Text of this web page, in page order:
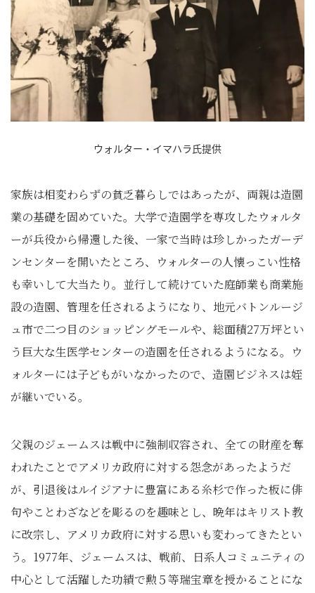
ウォルター・イマハラ氏提供
家族は相変わらずの貧乏暮らしではあったが、両親は造園
業の基礎を固めていた。大学で造園学を専攻したウォルタ
ーが兵役から帰還した後、一家で当時は珍しかったガーデ
ンセンターを開いたところ、ウォルターの人懐っこい性格
も幸いして大当たり。並行して続けていた庭師業も商業施
設の造園、管理を任されるようになり、地元バトンルージ
ュ市で二つ目のショッピングモールや、総面積27万坪とい
う巨大な生医学センターの造園を任されるようになる。ウ
ォルターには子どもがいなかったので、造園ビジネスは姪
が継いでいる。
父親のジェームスは戦中に強制収容され、全ての財産を奪
われたことでアメリカ政府に対する怨念があったようだ
が、引退後はルイジアナに豊富にある糸杉で作った板に俳
句やことわざなどを彫るのを趣味とし、晩年はキリスト教
に改宗し、アメリカ政府に対する思いも変わってきたとい
う。1977年、ジェームスは、戦前、日系人コミュニティの
中心として活躍した功績で勲５等瑞宝章を授かることにな